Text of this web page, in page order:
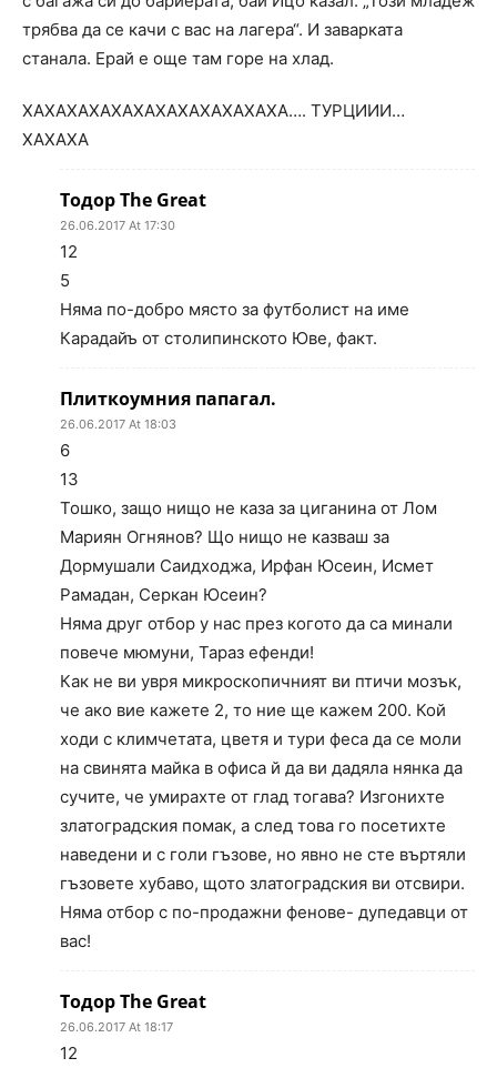
трябва да се качи с вас на лагера“. И заварката
станала. Ерай е още там горе на хлад.
ХАХАХАХАХАХАХАХАХАХАХАХА…. ТУРЦИИИ…
ХАХАХА
Тодор The Great
26.06.2017 At 17:30
12
5
Няма по-добро място за футболист на име
Карадайъ от столипинското Юве, факт.
Плиткоумния папагал.
26.06.2017 At 18:03
6
13
Тошко, защо нищо не каза за циганина от Лом
Мариян Огнянов? Що нищо не казваш за
Дормушали Саидходжа, Ирфан Юсеин, Исмет
Рамадан, Серкан Юсеин?
Няма друг отбор у нас през когото да са минали
повече мюмуни, Тараз ефенди!
Как не ви увря микроскопичният ви птичи мозък,
че ако вие кажете 2, то ние ще кажем 200. Кой
ходи с климчетата, цветя и тури феса да се моли
на свинята майка в офиса й да ви дадяла нянка да
сучите, че умирахте от глад тогава? Изгонихте
златоградския помак, а след това го посетихте
наведени и с голи гъзове, но явно не сте въртяли
гъзовете хубаво, щото златоградския ви отсвири.
Няма отбор с по-продажни фенове- дупедавци от
вас!
Тодор The Great
26.06.2017 At 18:17
12